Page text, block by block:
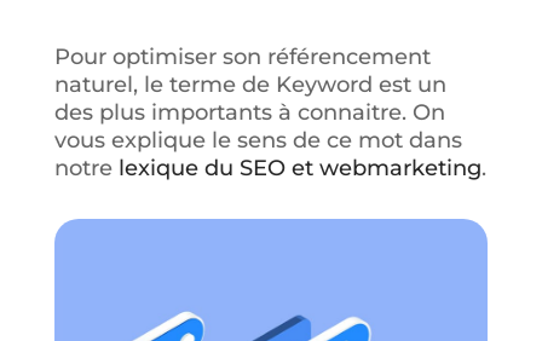
Pour optimiser son référencement
naturel, le terme de Keyword est un
des plus importants à connaitre. On
vous explique le sens de ce mot dans
notre lexique du SEO et webmarketing.